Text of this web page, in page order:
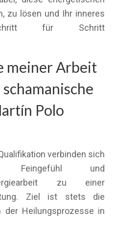
zu lösen und Ihr inneres
für Schritt
meiner Arbeit
Polo
verbinden sich
Feingefühl und
zu einer
Ziel ist stets die
der Heilungsprozesse in